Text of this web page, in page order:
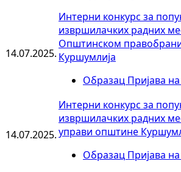
14.07.2025.
Интерни конкурс за
извршилачких радних
Општинском
Куршумлија
Образац Пријава на
14.07.2025.
Интерни конкурс за
извршилачких радних
управи општине
Образац Пријава на